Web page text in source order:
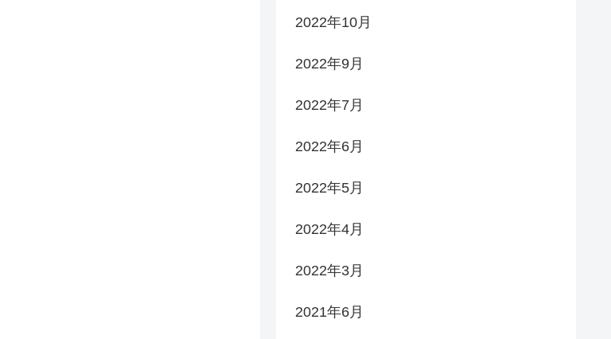
2022年10月
2022年9月
2022年7月
2022年6月
2022年5月
2022年4月
2022年3月
2021年6月